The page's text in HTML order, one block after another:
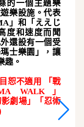
的一個主題樂
樂設施。代表
」和「ええじ
度和速度而聞
還設有一個受
士樂園」，讓
趣。
恕不適用
「戰
WALK」
劇場」「忍術